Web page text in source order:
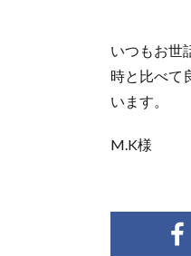
いつもお世
時と比べて
います。
M.K様